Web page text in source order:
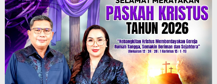
U-
17
Maju
ke
16.Besar
Piala
Soeratin
Nasional